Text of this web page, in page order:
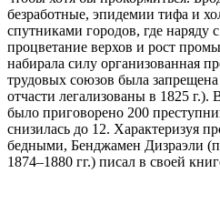
безработные, эпидемии тифа и
спутниками городов, где наряду
процветание верхов и рост
набирала силу организованная
трудовых союзов была
отчасти легализованы в 1825 г.).
было приговорено 200
снизилась до 12. Характеризуя
бедными, Бенджамен Дизраэли
1874–1880 гг.) писал в своей